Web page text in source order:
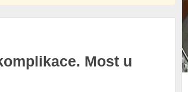
Most u